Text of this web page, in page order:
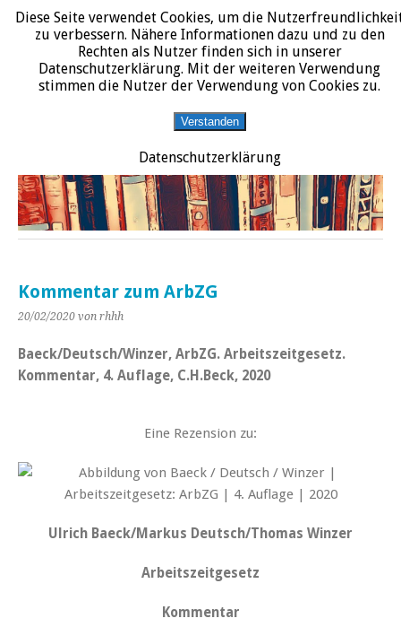
START DATENSCHUTZERKLÄRUNG IMPRESSUM ÜBER JURALIT
JURALIT
Rezensionen juristischer Literatur
Kommentar zum ArbZG
20/02/2020 von rhhh
Baeck/Deutsch/Winzer, ArbZG. Arbeitszeitgesetz.
Kommentar, 4. Auflage, C.H.Beck, 2020
Eine Rezension zu:
Ulrich Baeck/Markus Deutsch/Thomas Winzer
Arbeitszeitgesetz
Kommentar
Diese Seite verwendet Cookies, um die
zu verbessern. Nähere Informationen dazu und zu den
Rechten als Nutzer finden sich in unserer
Datenschutzerklärung. Mit der weiteren Verwendung
stimmen die Nutzer der Verwendung von Cookies zu.
Verstanden
Datenschutzerklärung